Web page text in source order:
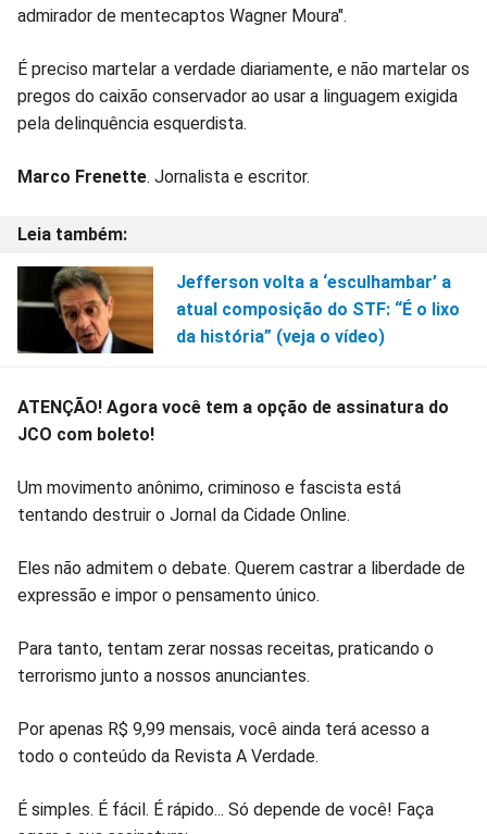
admirador de mentecaptos Wagner Moura".
É preciso martelar a verdade diariamente, e não martelar os
pregos do caixão conservador ao usar a linguagem exigida
pela delinquência esquerdista.
Marco Frenette. Jornalista e escritor.
Jefferson volta a ‘esculhambar’ a
atual composição do STF: “É o lixo
da história” (veja o vídeo)
ATENÇÃO! Agora você tem a opção de assinatura do
JCO com boleto!
Um movimento anônimo, criminoso e fascista está
tentando destruir o Jornal da Cidade Online.
Eles não admitem o debate. Querem castrar a liberdade de
expressão e impor o pensamento único.
Para tanto, tentam zerar nossas receitas, praticando o
terrorismo junto a nossos anunciantes.
Por apenas R$ 9,99 mensais, você ainda terá acesso a
todo o conteúdo da Revista A Verdade.
É simples. É fácil. É rápido... Só depende de você! Faça